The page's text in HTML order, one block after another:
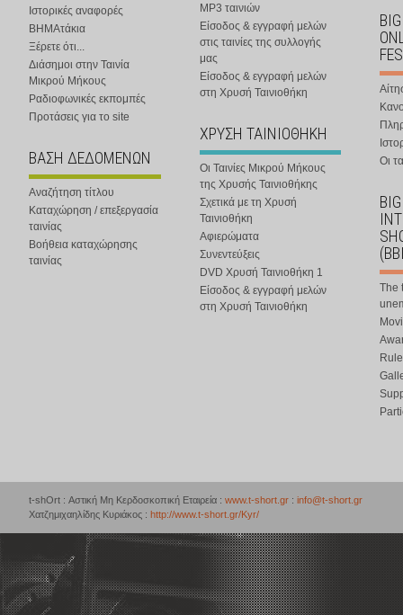
Ιστορικές αναφορές
ΒΗΜΑτάκια
Ξέρετε ότι...
Διάσημοι στην Ταινία
Μικρού Μήκους
Ραδιοφωνικές εκπομπές
Προτάσεις για το site
ΒΑΣΗ ΔΕΔΟΜΕΝΩΝ
Αναζήτηση τίτλου
Καταχώρηση / επεξεργασία
ταινίας
Βοήθεια καταχώρησης
ταινίας
MP3 ταινιών
Είσοδος & εγγραφή μελών
στις ταινίες της συλλογής
μας
Είσοδος & εγγραφή μελών
στη Χρυσή Ταινιοθήκη
ΧΡΥΣΗ ΤΑΙΝΙΟΘΗΚΗ
Οι Ταινίες Μικρού Μήκους
της Χρυσής Ταινιοθήκης
Σχετικά με τη Χρυσή
Ταινιοθήκη
Αφιερώματα
Συνεντεύξεις
DVD Χρυσή Ταινιοθήκη 1
Είσοδος & εγγραφή μελών
στη Χρυσή Ταινιοθήκη
Οι
The
t-shOrt : Αστική Μη Κερδοσκοπική Εταιρεία : www.t-short.gr : info@t-short.gr
Χατζημιχαηλίδης Κυριάκος : http://www.t-short.gr/Kyr/